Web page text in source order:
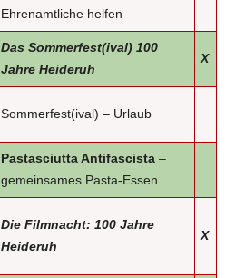
Ehrenamtliche helfen
Das Sommerfest(ival) 100
Jahre Heideruh
X
Sommerfest(ival) – Urlaub
Pastasciutta Antifascista –
gemeinsames Pasta-Essen
Die Filmnacht: 100 Jahre
Heideruh
X